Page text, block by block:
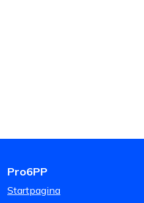
Pro6PP
Startpagina